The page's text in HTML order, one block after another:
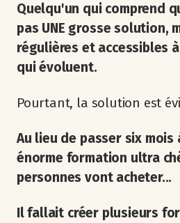
Quelqu'un qui comprend
pas UNE grosse solution,
régulières et accessibles
qui évoluent.
Pourtant, la solution est
Au lieu de passer six mois
énorme formation ultra
personnes vont acheter...
Il fallait créer plusieurs